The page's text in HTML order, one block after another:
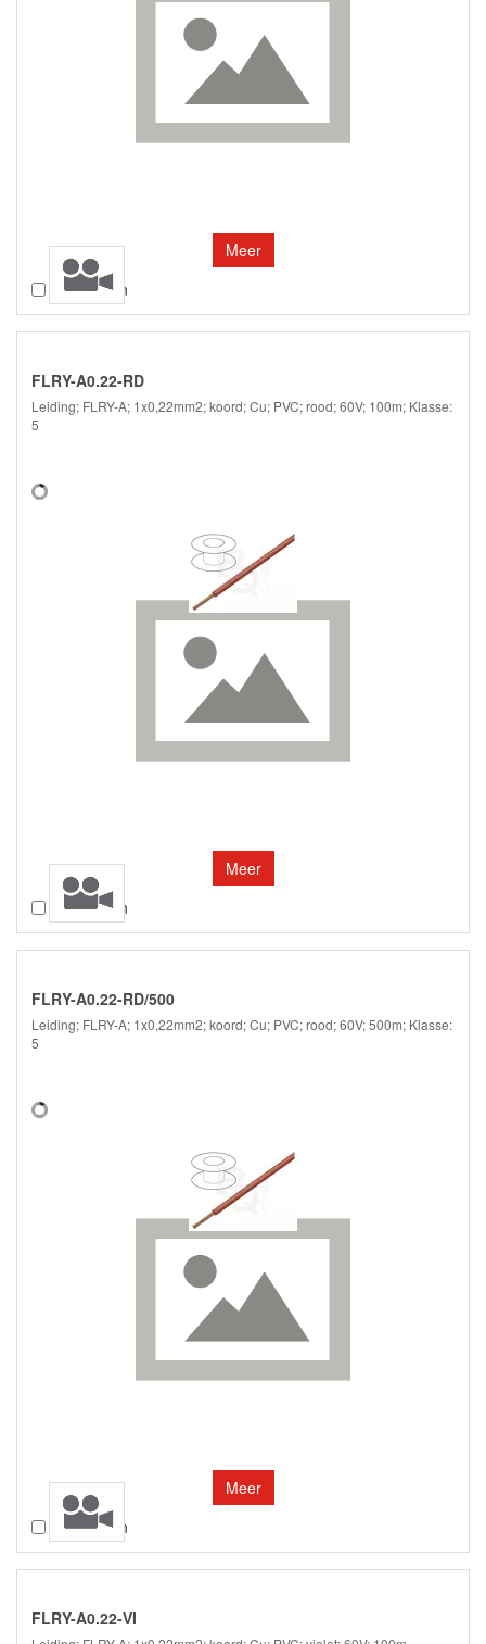
Meer
Vergelijken
FLRY-A0.22-RD
Leiding; FLRY-A; 1x0,22mm2; koord; Cu; PVC; rood; 60V; 100m; Klasse:
5
Meer
Vergelijken
FLRY-A0.22-RD/500
Leiding; FLRY-A; 1x0,22mm2; koord; Cu; PVC; rood; 60V; 500m; Klasse:
5
Meer
Vergelijken
FLRY-A0.22-VI